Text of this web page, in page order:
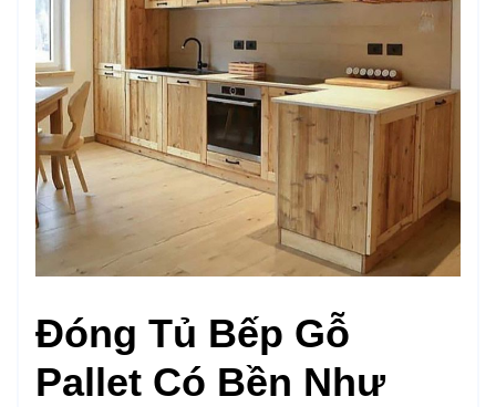
Đóng Tủ Bếp Gỗ
Pallet Có Bền Như